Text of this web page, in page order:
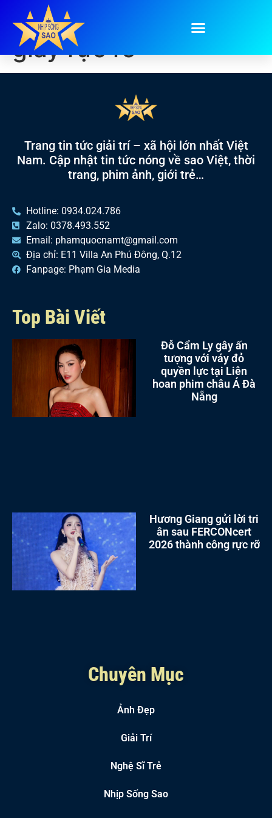
Tag:Chung kết 100
giây rực rỡ
Trang tin tức giải trí – xã hội lớn nhất Việt
Nam. Cập nhật tin tức nóng về sao Việt, thời
trang, phim ảnh, giới trẻ…
Hotline: 0934.024.786
Zalo: 0378.493.552
Email: phamquocnamt@gmail.com
Địa chỉ: E11 Villa An Phú Đông, Q.12
Fanpage: Phạm Gia Media
Top Bài Viết
Đỗ Cẩm Ly gây ấn
tượng với váy đỏ
quyền lực tại Liên
hoan phim châu Á Đà
Nẵng
Hương Giang gửi lời tri
ân sau FERCONcert
2026 thành công rực rỡ
Chuyên Mục
Ảnh Đẹp
Giải Trí
Nghệ Sĩ Trẻ
Nhịp Sống Sao